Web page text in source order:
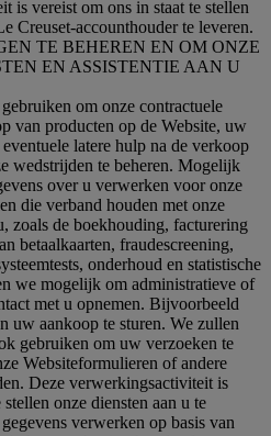
is vereist om ons in staat te stellen
Creuset-accounthouder te leveren.
TE BEHEREN EN OM ONZE
EN ASSISTENTIE AAN U
om onze contractuele
van producten op de Website, uw
latere hulp na de verkoop
wedstrijden te beheren. Mogelijk
over u verwerken voor onze
die verband houden met onze
zoals de boekhouding, facturering
betaalkaarten, fraudescreening,
onderhoud en statistische
we mogelijk om administratieve of
met u opnemen. Bijvoorbeeld
uw aankoop te sturen. We zullen
gebruiken om uw verzoeken te
Websiteformulieren of andere
Deze verwerkingsactiviteit is
onze diensten aan u te
verwerken op basis van